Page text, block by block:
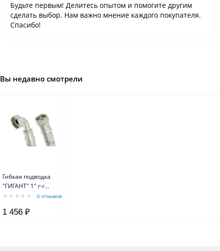
Будьте первым! Делитесь опытом и помогите другим
сделать выбор. Нам важно мнение каждого покупателя.
Спасибо!
Вы недавно смотрели
Гибкая подводка
"ГИГАНТ" 1" г-г
угловая 80 см0 отзывов
1 456 ₽